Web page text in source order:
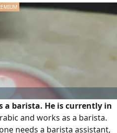
and maintenance.
including King Salman Park
Proficient in AutoCAD,
a barista. He is currently in
and works as a barista.
needs a barista assistant,